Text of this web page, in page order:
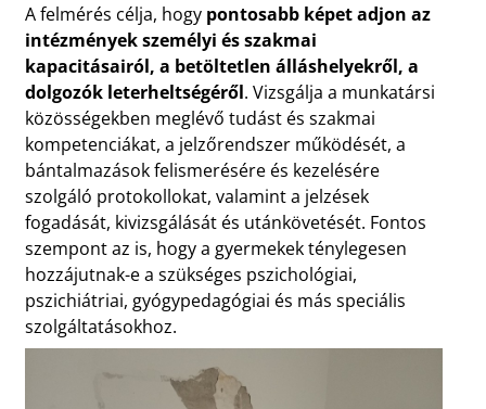
A felmérés célja, hogy pontosabb képet adjon az
intézmények személyi és szakmai
kapacitásairól, a betöltetlen álláshelyekről, a
dolgozók leterheltségéről. Vizsgálja a munkatársi
közösségekben meglévő tudást és szakmai
kompetenciákat, a jelzőrendszer működését, a
bántalmazások felismerésére és kezelésére
szolgáló protokollokat, valamint a jelzések
fogadását, kivizsgálását és utánkövetését. Fontos
szempont az is, hogy a gyermekek ténylegesen
hozzájutnak-e a szükséges pszichológiai,
pszichiátriai, gyógypedagógiai és más speciális
szolgáltatásokhoz.